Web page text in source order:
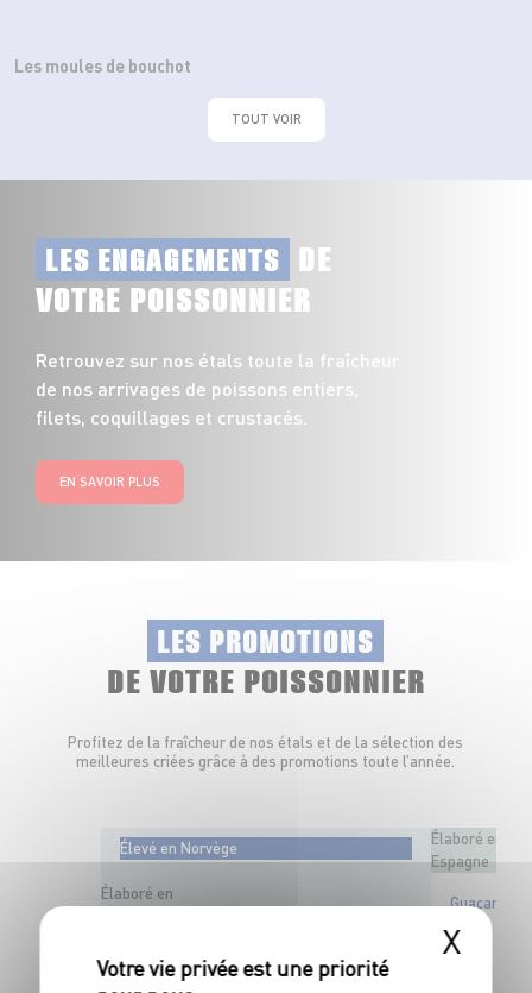
Les moules de bouchot
TOUT VOIR
LES ENGAGEMENTS DE
VOTRE POISSONNIER
Retrouvez sur nos étals toute la fraîcheur
de nos arrivages de poissons entiers,
filets, coquillages et crustacés.
EN SAVOIR PLUS
LES PROMOTIONS
DE VOTRE POISSONNIER
Profitez de la fraîcheur de nos étals et de la sélection des
meilleures criées grâce à des promotions toute l’année.
Élevé en Norvège
Élaboré en
Tartare de saumon à l'italienne
Courgettes, tomates mi-séchées et basilic
Élaboré en
Espagne
Guacamole
X